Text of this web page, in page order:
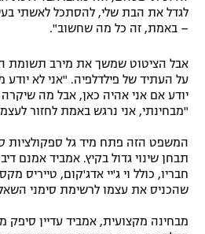
תקנון פעילות ספורט 1
הצטרפות לחבילת הערוצים
אומנויות לחימה
לגדל את הבת שלי, להסתכל לאשתי
– באמת, זה כל מה שחשוב".
אבל הציטוט שמשך את מירב תשומת
על העתיד של פילדלפיה. "אני לא יודע
יודע אם אני אהיה כאן, אבל מה
"מבחינתי, אני נרגש באמת לחזור
המשפט הזה פתח מיד גל ספקולציות
תבחן שינוי גדול בקיץ. אמביד אמנם
חבריו, כולל וי ג'יי אדג'קום, טייריס
שהכניס את עצמו לרשימת סימני
מבחינה מקצועית, אמביד עדיין סיפק